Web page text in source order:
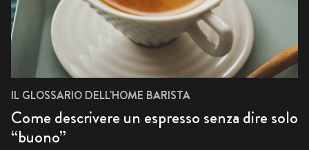
IL GLOSSARIO DELL'HOME BARISTA
Come descrivere un espresso senza dire solo
“buono”